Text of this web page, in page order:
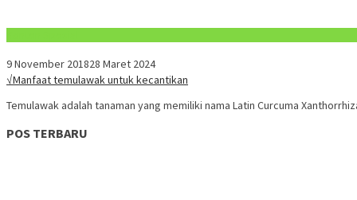
9 November 201828 Maret 2024
√Manfaat temulawak untuk kecantikan
Temulawak adalah tanaman yang memiliki nama Latin Curcuma
POS TERBARU